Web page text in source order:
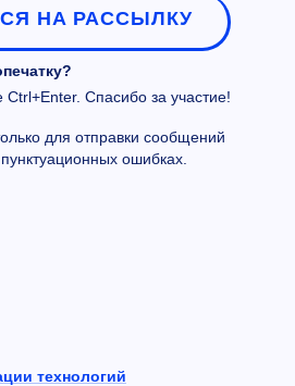
НА РАССЫЛКУ
Спасибо за участие!
для отправки сообщений
ошибках.
технологий